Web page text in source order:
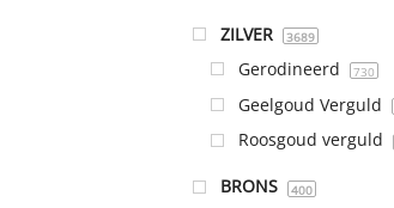
ZILVER 3689
Gerodineerd 730
Geelgoud Verguld
Roosgoud verguld
BRONS 400